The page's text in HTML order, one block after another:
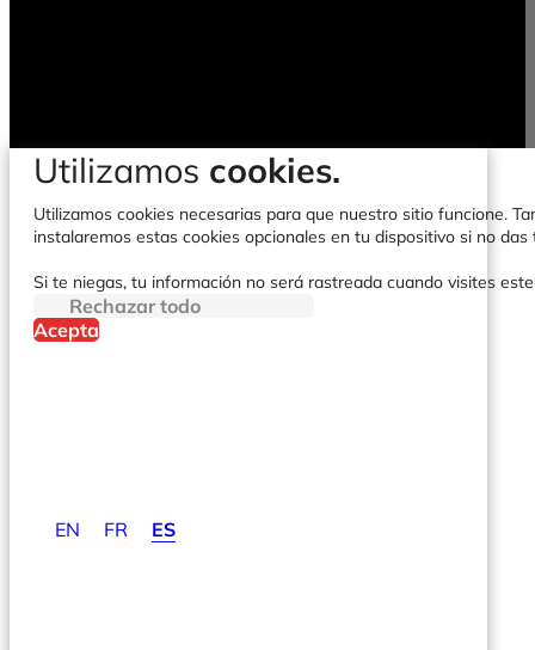
EN FR ES
Utilizamos cookies.
Utilizamos cookies necesarias para que nuestro sitio funcione.
instalaremos estas cookies opcionales en tu dispositivo si no
Si te niegas, tu información no será rastreada cuando visites
Rechazar todo
Acepta